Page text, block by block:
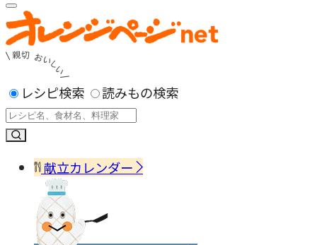
レシピ検索 読みもの検索
献立カレンダー